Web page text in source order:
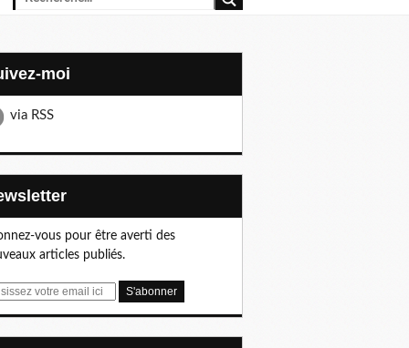
moi
via RSS
vous pour être averti des
articles publiés.